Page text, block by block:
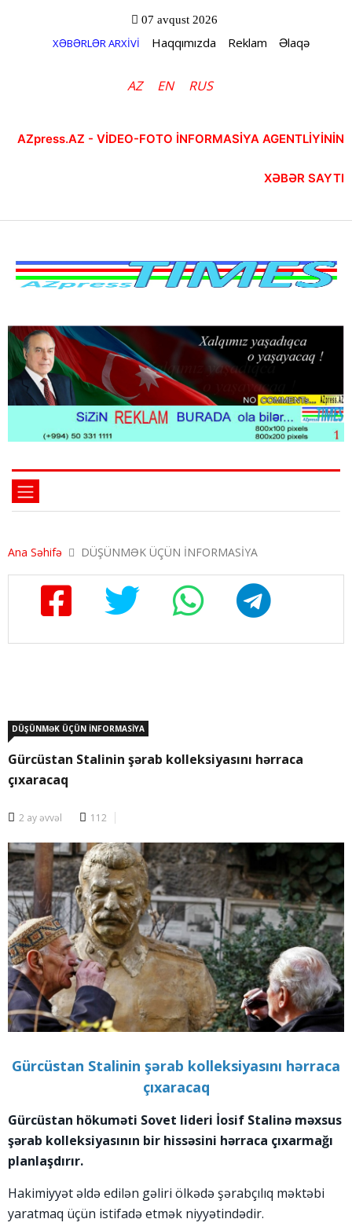
07 avqust 2026
XƏBƏRLƏR ARXİVİ Haqqımızda Reklam Əlaqə
AZ EN RUS
AZpress.AZ - VİDEO-FOTO İNFORMASİYA AGENTLİYİNİN
XƏBƏR SAYTI
Ana Səhifə DÜŞÜNMƏK ÜÇÜN İNFORMASİYA
DÜŞÜNMƏK ÜÇÜN İNFORMASİYA
Gürcüstan Stalinin şərab kolleksiyasını hərraca
çıxaracaq
2 ay əvvəl 112
Gürcüstan Stalinin şərab kolleksiyasını hərraca
çıxaracaq
Gürcüstan hökuməti Sovet lideri İosif Stalinə məxsus
şərab kolleksiyasının bir hissəsini hərraca çıxarmağı
planlaşdırır.
Hakimiyyət əldə edilən gəliri ölkədə şərabçılıq məktəbi
yaratmaq üçün istifadə etmək niyyətindədir.